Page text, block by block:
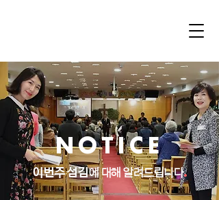
NOTICE
이번주 섬김에 대해 알려드립니다.